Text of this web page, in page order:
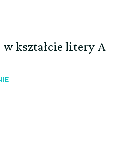
w kształcie litery A